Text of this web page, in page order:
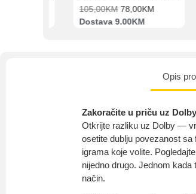
105,00KM 78,00KM
Dostava 9.00KM
Opis
Zakoračite u priču uz Dolby
Otkrijte razliku uz Dolby —
osetite dublju povezanost
igrama koje volite.
nijedno drugo. Jednom
način.